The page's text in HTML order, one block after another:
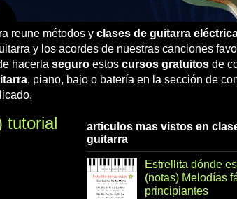
reune métodos y clases de guitarra
y los acordes de nuestras canciones
hacerla seguroestos cursos gratuitosde
, piano, bajo o batería en la sección de
tutorial
articulos mas vistos en
guitarra
Estrellita dónde
(notas) Melodías
principiantes